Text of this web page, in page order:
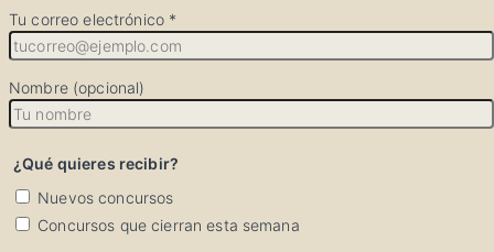
Tu correo electrónico *
Nombre (opcional)
¿Qué quieres recibir?
Nuevos concursos
Concursos que cierran esta semana